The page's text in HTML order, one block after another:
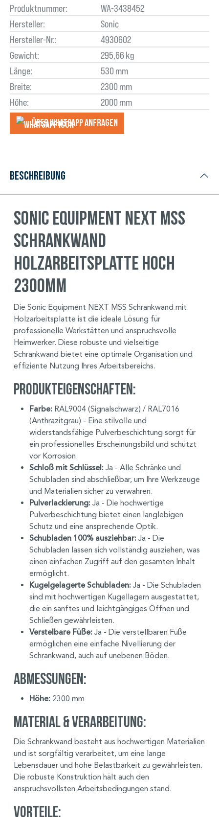
Produktnummer:
WA-3438452
Hersteller:
Sonic
Hersteller-Nr.:
4930602
Gewicht:
295,66 kg
Länge:
530 mm
Breite:
2300 mm
Höhe:
2000 mm
Über WhatsApp anfragеn
Beschreibung
Sonic Equipment NEXT MSS
Schrankwand
Holzarbeitsplatte hoch
2300mm
Die Sonic Equipment NEXT MSS Schrankwand mit
Holzarbeitsplatte ist die ideale Lösung für
professionelle Werkstätten und anspruchsvolle
Heimwerker. Diese robuste und vielseitige
Schrankwand bietet eine optimale Organisation und
effiziente Nutzung Ihres Arbeitsbereichs.
Produkteigenschaften:
Farbe: RAL9004 (Signalschwarz) / RAL7016
(Anthrazitgrau) - Eine stilvolle und
widerstandsfähige Pulverbeschichtung sorgt für
ein professionelles Erscheinungsbild und schützt
vor Korrosion.
Schloß mit Schlüssel: Ja - Alle Schränke und
Schubladen sind abschließbar, um Ihre Werkzeuge
und Materialien sicher zu verwahren.
Pulverlackierung: Ja - Die hochwertige
Pulverbeschichtung bietet einen langlebigen
Schutz und eine ansprechende Optik.
Schubladen 100% ausziehbar: Ja - Die
Schubladen lassen sich vollständig ausziehen, was
einen einfachen Zugriff auf den gesamten Inhalt
ermöglicht.
Kugelgelagerte Schubladen: Ja - Die Schubladen
sind mit hochwertigen Kugellagern ausgestattet,
die ein sanftes und leichtgängiges Öffnen und
Schließen gewährleisten.
Verstelbare Füße: Ja - Die verstellbaren Füße
ermöglichen eine einfache Nivellierung der
Schrankwand, auch auf unebenen Böden.
Abmessungen:
Höhe: 2300 mm
Material & Verarbeitung:
Die Schrankwand besteht aus hochwertigen Materialien
und ist sorgfältig verarbeitet, um eine lange
Lebensdauer und hohe Belastbarkeit zu gewährleisten.
Die robuste Konstruktion hält auch den
anspruchsvollsten Arbeitsbedingungen stand.
Vorteile: